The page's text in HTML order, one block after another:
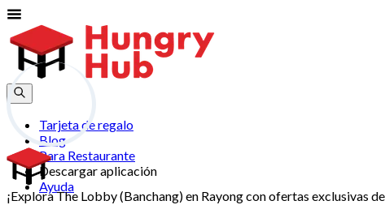
Tarjeta de regalo
Blog
Para Restaurante
Descargar aplicación
Ayuda
¡Explora The Lobby (Banchang) en Rayong con ofertas exclusivas